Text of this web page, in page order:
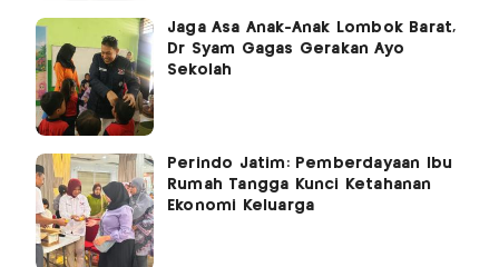
Jaga Asa Anak-Anak Lombok Barat,
Dr Syam Gagas Gerakan Ayo
Sekolah
Perindo Jatim: Pemberdayaan Ibu
Rumah Tangga Kunci Ketahanan
Ekonomi Keluarga